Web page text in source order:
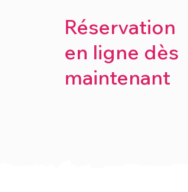
Réservation
en ligne dès
maintenant